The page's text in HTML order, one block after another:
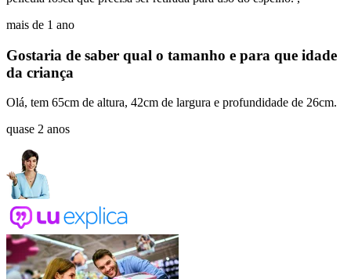
mais de 1 ano
Gostaria de saber qual o tamanho e para que idade
da criança
Olá, tem 65cm de altura, 42cm de largura e profundidade de 26cm.
quase 2 anos